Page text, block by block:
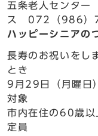
五条老人センタ
ス 072（986）
ハッピーシニアの
長寿のお祝いをし
とき
9月29日（月曜
対象
市内在住の60歳以
定員